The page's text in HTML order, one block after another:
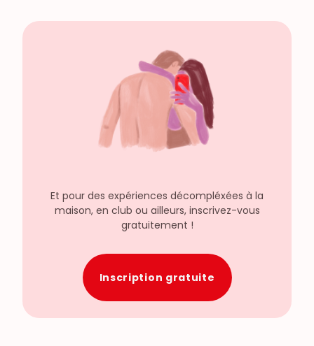
Et pour des expériences décompléxées à la
maison, en club ou ailleurs, inscrivez-vous
gratuitement !
Inscription gratuite